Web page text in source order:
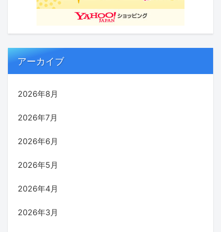
アーカイブ
2026年8月
2026年7月
2026年6月
2026年5月
2026年4月
2026年3月